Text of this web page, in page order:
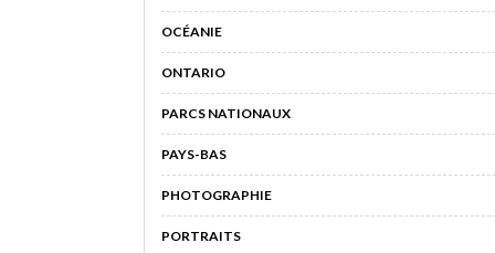
OCÉANIE
ONTARIO
PARCS NATIONAUX
PAYS-BAS
PHOTOGRAPHIE
PORTRAITS